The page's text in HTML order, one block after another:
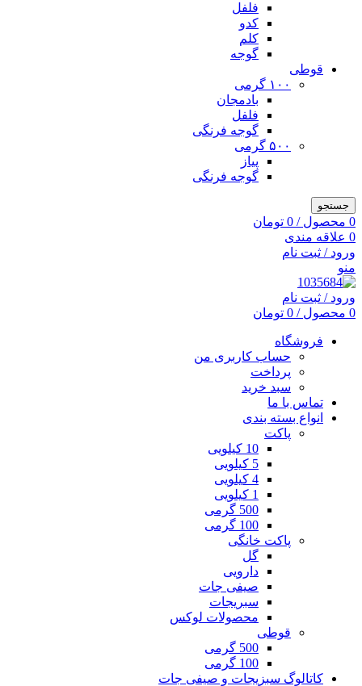
فلفل
کدو
کلم
گوجه
قوطی
۱۰۰ گرمی
بادمجان
فلفل
گوجه فرنگی
۵۰۰ گرمی
پیاز
گوجه فرنگی
جستجو
0 محصول /
0 تومان
0 علاقه مندی
ورود / ثبت نام
منو
ورود / ثبت نام
0 محصول /
0 تومان
فروشگاه
حساب کاربری من
پرداخت
سبد خرید
تماس با ما
انواع بسته بندی
پاکت
10 کیلویی
5 کیلویی
4 کیلویی
1 کیلویی
500 گرمی
100 گرمی
پاکت خانگی
گل
دارویی
صیفی جات
سبریجات
محصولات لوکس
قوطی
500 گرمی
100 گرمی
کاتالوگ سبزیجات و صیفی جات